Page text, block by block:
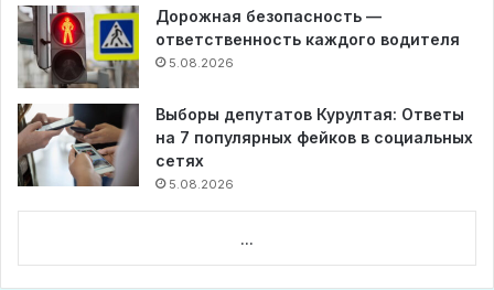
Дорожная безопасность —
ответственность каждого водителя
5.08.2026
Выборы депутатов Курултая: Ответы
на 7 популярных фейков в социальных
сетях
5.08.2026
...